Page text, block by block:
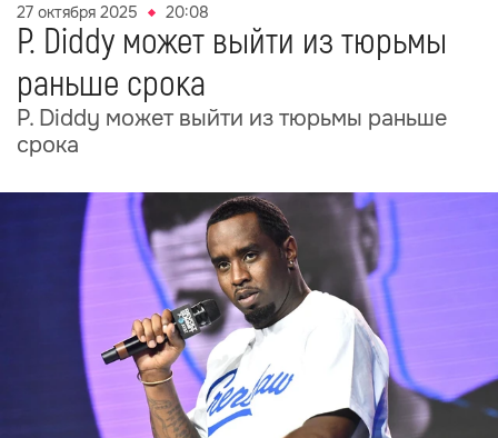
27 октября 2025 20:08
P. Diddy может выйти из тюрьмы
раньше срока
P. Diddy может выйти из тюрьмы раньше
срока